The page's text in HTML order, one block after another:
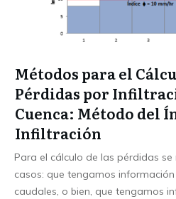
Métodos para el
Pérdidas por
Cuenca: Método del
Infiltración
Para el cálculo de las pérdidas
casos: que tengamos
caudales, o bien, que tengamos